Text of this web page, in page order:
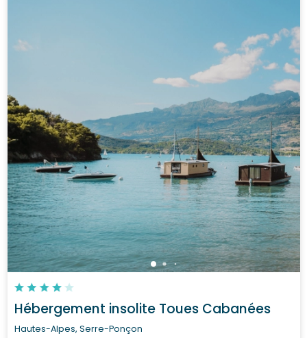
Hébergement insolite Toues Cabanées
Hautes-Alpes, Serre-Ponçon